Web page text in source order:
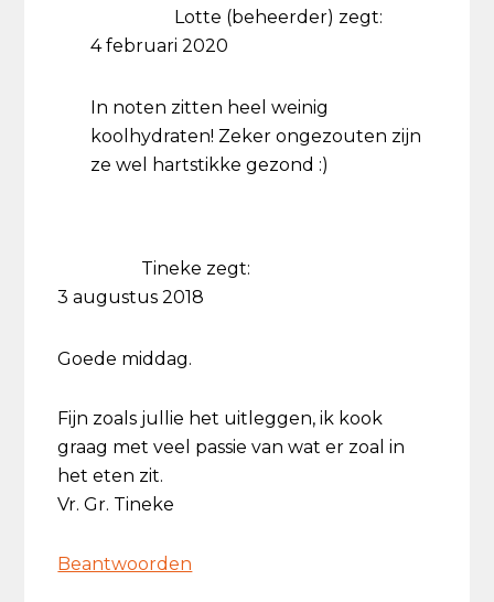
Lotte (beheerder) zegt:
4 februari 2020
In noten zitten heel weinig
koolhydraten! Zeker ongezouten zijn
ze wel hartstikke gezond :)
Tineke zegt:
3 augustus 2018
Goede middag.
Fijn zoals jullie het uitleggen, ik kook
graag met veel passie van wat er zoal in
het eten zit.
Vr. Gr. Tineke
Beantwoorden